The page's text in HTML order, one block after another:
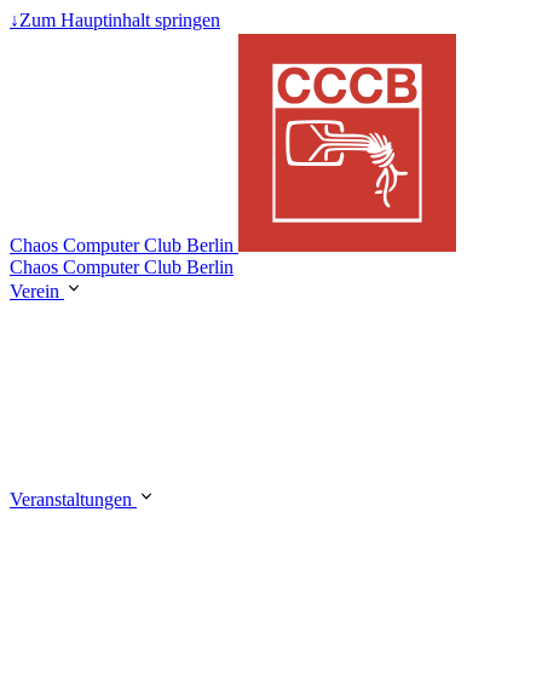
↓Zum Hauptinhalt springen
Chaos Computer Club Berlin
Chaos Computer Club Berlin
Verein
Veranstaltungen